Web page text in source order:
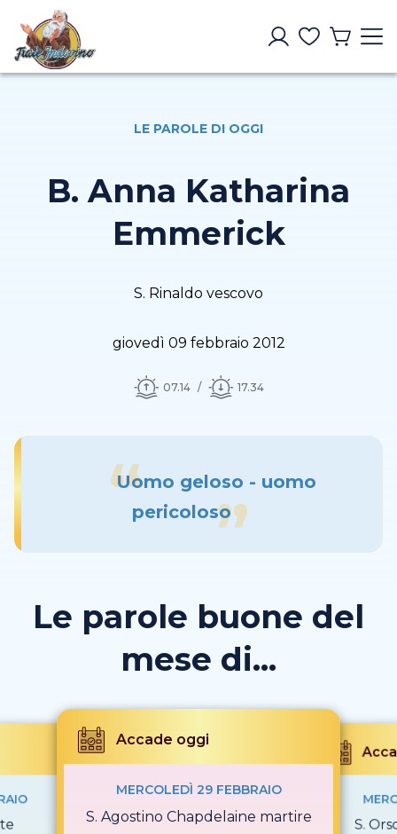
LE PAROLE DI OGGI
B. Anna Katharina
Emmerick
S. Rinaldo vescovo
giovedì 09 febbraio 2012
07.14 17.34
Uomo geloso - uomo
pericoloso
Le parole buone del
mese di...
Accade oggi
MERCOLEDÌ 29 FEBBRAIO
S. Agostino Chapdelaine martire S.